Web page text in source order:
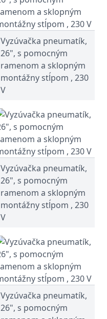
Vyzúvačka pneumatík,
26", s pomocným
ramenom a sklopným
montážny stĺpom , 230
V
Vyzúvačka pneumatík,
26", s pomocným
ramenom a sklopným
montážny stĺpom , 230
V
Vyzúvačka pneumatík,
26", s pomocným